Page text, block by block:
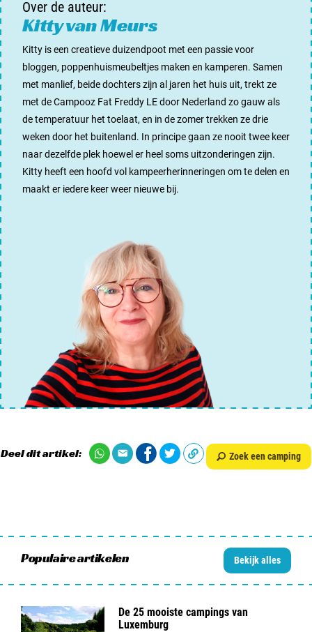
Over de auteur:
Kitty van Meurs
Kitty is een creatieve duizendpoot met een passie voor
bloggen, poppenhuismeubeltjes maken en kamperen. Samen
met manlief, beide dochters zijn al jaren het huis uit, trekt ze
met de Campooz Fat Freddy LE door Nederland zo gauw als
de temperatuur het toelaat, en in de zomer trekken ze drie
weken door het buitenland. In principe gaan ze nooit twee keer
naar dezelfde plek hoewel er heel soms uitzonderingen zijn.
Kitty heeft een hoofd vol kampeerherinneringen om te delen en
maakt er iedere keer weer nieuwe bij.
Deel dit artikel: Zoek een camping
Populaire artikelen Bekijk alles
De 25 mooiste campings van
Luxemburg